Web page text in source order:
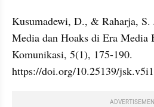
Kusumadewi, D., & Raharja,
Media dan Hoaks di Era Media
Komunikasi, 5(1), 175-190.
https://doi.org/10.25139/